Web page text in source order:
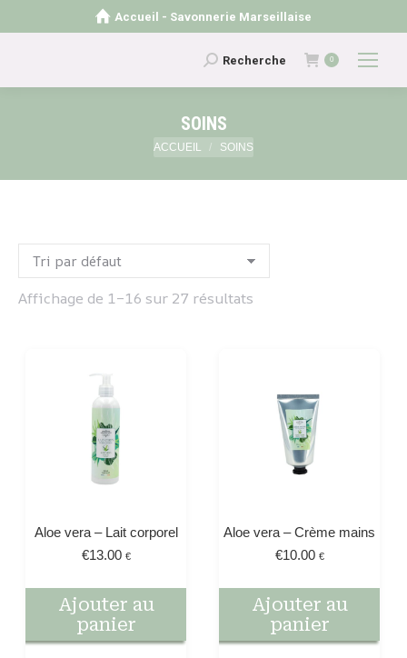
Accueil - Savonnerie Marseillaise
Recherche
:
Recherche 0
SOINS
Vous êtes ici :
ACCUEIL SOINS
Affichage de 1–16 sur 27 résultats
Aloe vera – Lait corporel
€13.00 €
Ajouter au
panier
Aloe vera – Crème mains
€10.00 €
Ajouter au
panier